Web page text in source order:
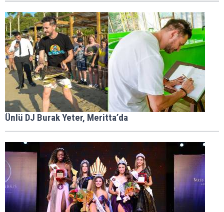
Ünlü DJ Burak Yeter, Meritta’da